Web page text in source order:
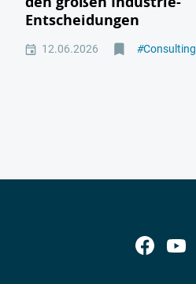
Entscheidungen
12.06.2026 #Consulting